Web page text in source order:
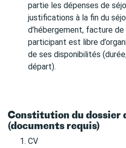
partie les dépenses de
justifications à la fin du
d’hébergement, facture
participant est libre
de ses disponibilités
départ).
Constitution du dossier
(documents requis)
CV